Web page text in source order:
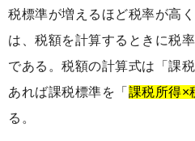
税標準が増えるほど税率が高
は、税額を計算するときに税
である。税額の計算式は「課
あれば課税標準を「 課税所得×
る。